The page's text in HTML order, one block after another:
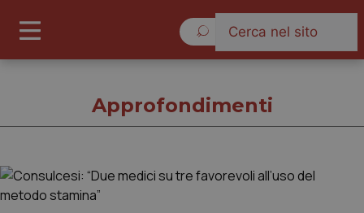
Approfondimenti